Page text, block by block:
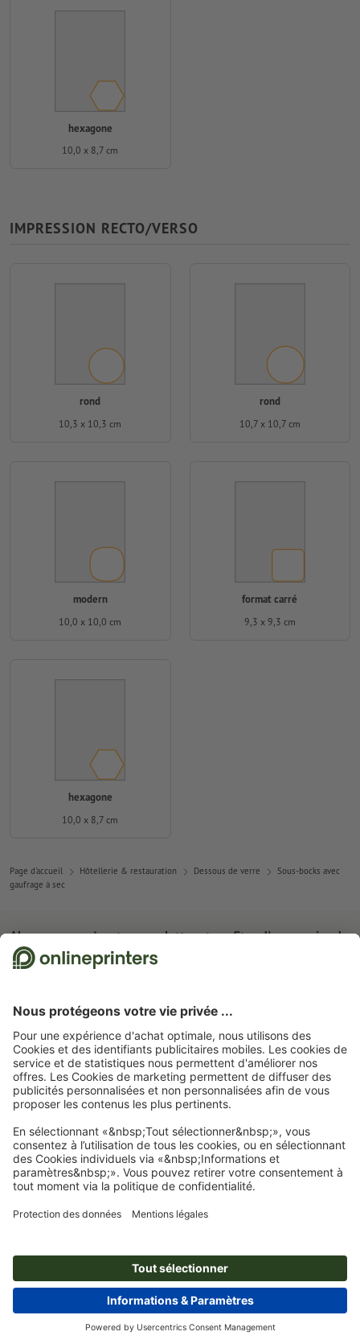
hexagone
10,0 x 8,7 cm
IMPRESSION RECTO/VERSO
rond
10,3 x 10,3 cm
rond
10,7 x 10,7 cm
modern
10,0 x 10,0 cm
format carré
9,3 x 9,3 cm
hexagone
10,0 x 8,7 cm
Page d'accueil Hôtellerie & restauration Dessous de verre
Sous-bocks avec
gaufrage à sec
À propos de nous
L'entreprise
Presse
Emplois & carrière
Protection de l'environnement
Contact
Service
Modes de paiement
Expédition
Réclamation
Programme Premium
FAQ
Modes de paiement
Virement
Abonnez-vous à notre newsletter et profitez d'une remise de
15 %
Luxembourg FRA | DEU